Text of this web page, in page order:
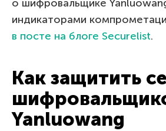
о шифровальщике
индикаторами
в посте на блоге Securelist.
Как защитить
Yanluowang